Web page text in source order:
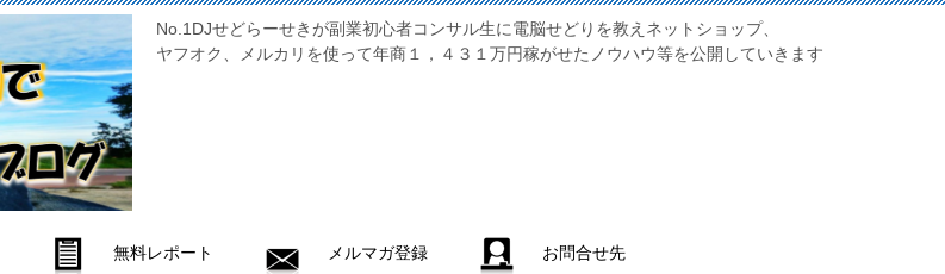
No.1DJせどらーせきが副業初心者コンサル生に電脳せどりを教えネットショップ、
ヤフオク、メルカリを使って年商１，４３１万円稼がせたノウハウ等を公開していきます
無料レポート メルマガ登録 お問合せ先